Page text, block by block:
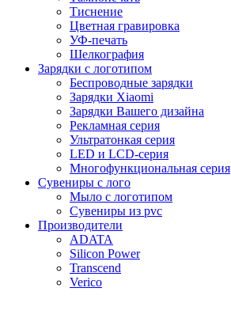
Тиснение
Цветная гравировка
УФ-печать
Шелкография
Зарядки с логотипом
Беспроводные зарядки
Зарядки Xiaomi
Зарядки Вашего дизайна
Рекламная серия
Ультратонкая серия
LED и LCD-серия
Многофункциональная серия
Сувениры с лого
Мыло с логотипом
Сувениры из pvc
Производители
ADATA
Silicon Power
Transcend
Verico